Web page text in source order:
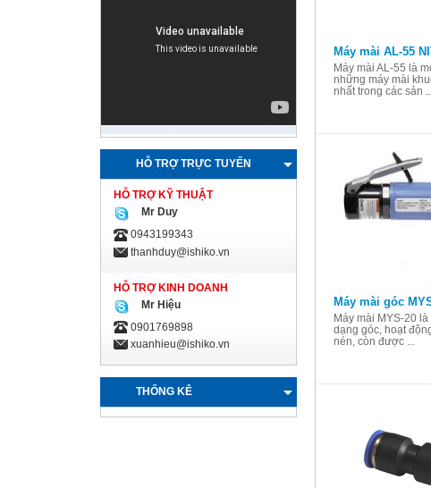
HỖ TRỢ TRỰC TUYẾN
HỖ TRỢ KỸ THUẬT
Mr Duy
0943199343
thanhduy@ishiko.vn
HỖ TRỢ KINH DOANH
Mr Hiệu
0901769898
xuanhieu@ishiko.vn
THỐNG KÊ
Máy mài AL-55
Máy mài AL-55 là
những máy mài
nhất trong các sản
Máy mài góc
Máy mài MYS-20 là
dạng góc, hoạt
nén, còn được ...